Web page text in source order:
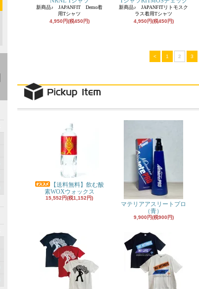
新商品♪ JAPANFIT Demo着
用Tシャツ
4,950円(税450円)
新商品♪ JAPANFITリトモスク
ラス着用Tシャツ
4,950円(税450円)
< 1 2 3
【送料無料】飲む酸
素WOXウォックス
15,552円(税1,152円)
マテリアアスリートプロ
（青）
9,900円(税900円)